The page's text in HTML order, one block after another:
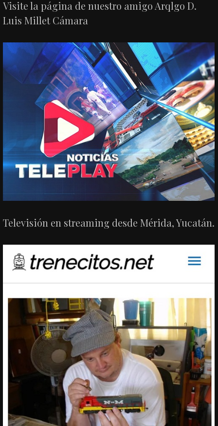
Visite la página de nuestro amigo Arqlgo D.
Luis Millet Cámara
Televisión en streaming desde Mérida, Yucatán.